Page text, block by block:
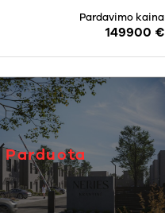
Pardavimo kaina
149900 €
Parduota